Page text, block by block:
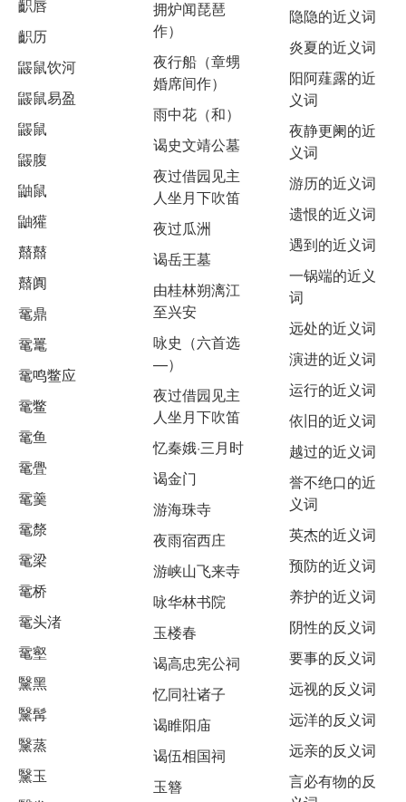
齞唇
齞历
鼹鼠饮河
鼹鼠易盈
鼹鼠
鼹腹
鼬鼠
鼬獾
鼘鼘
鼘阗
鼋鼎
鼋鼍
鼋鸣鳖应
鼋鳖
鼋鱼
鼋舋
鼋羹
鼋漦
鼋梁
鼋桥
鼋头渚
鼋壑
黳黑
黳髯
黳蒸
黳玉
拥炉闻琵琶
作）
夜行船（章甥
婚席间作）
雨中花（和）
谒史文靖公墓
夜过借园见主
人坐月下吹笛
夜过瓜洲
谒岳王墓
由桂林朔漓江
至兴安
咏史（六首选
—）
夜过借园见主
人坐月下吹笛
忆秦娥·三月时
谒金门
游海珠寺
夜雨宿西庄
游峡山飞来寺
咏华林书院
玉楼春
谒高忠宪公祠
忆同社诸子
谒睢阳庙
谒伍相国祠
玉簪
隐隐的近义词
炎夏的近义词
阳阿薤露的近
义词
夜静更阑的近
义词
游历的近义词
遗恨的近义词
遇到的近义词
一锅端的近义
词
远处的近义词
演进的近义词
运行的近义词
依旧的近义词
越过的近义词
誉不绝口的近
义词
英杰的近义词
预防的近义词
养护的近义词
阴性的反义词
要事的反义词
远视的反义词
远洋的反义词
远亲的反义词
言必有物的反